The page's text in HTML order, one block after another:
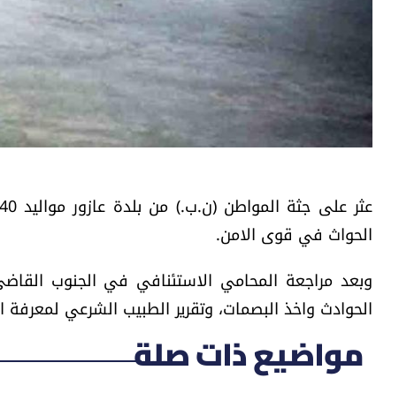
الحواث في قوى الامن.
وبعد مراجعة المحامي الاستئنافي في الجنوب
الحوادث واخذ البصمات، وتقرير الطبيب الشرعي لمعرفة
مواضيع ذات صلة